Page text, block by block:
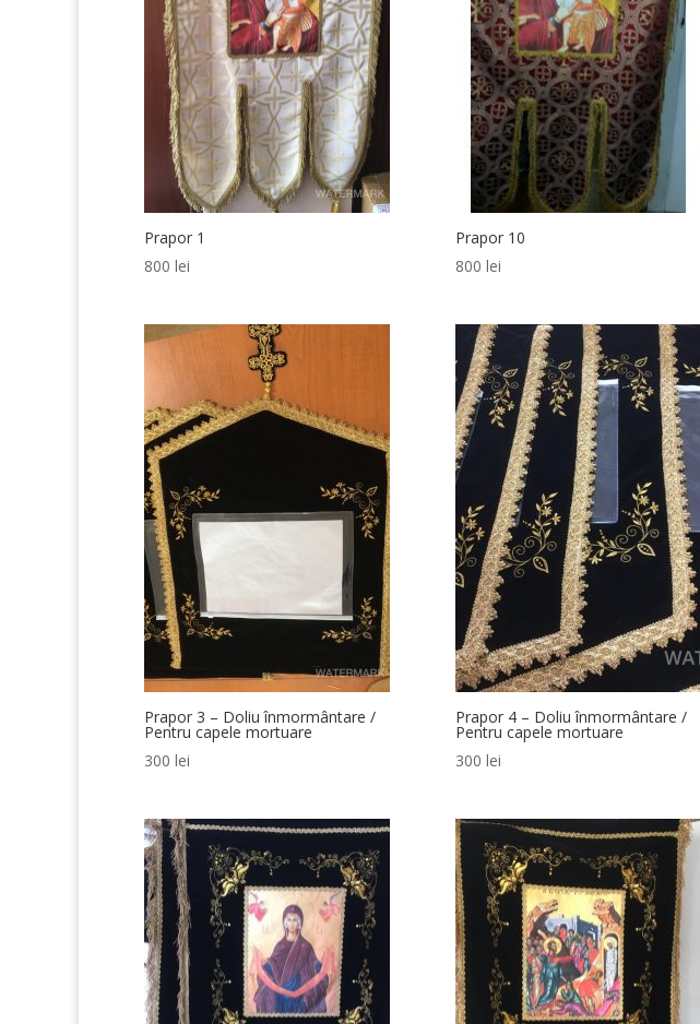
Prapor 1
800 lei
Prapor 10
800 lei
Prapor 3 – Doliu înmormântare /
Pentru capele mortuare
300 lei
Prapor 4 – Doliu înmormântare /
Pentru capele mortuare
300 lei